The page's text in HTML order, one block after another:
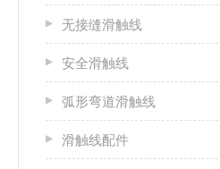
无接缝滑触线
安全滑触线
弧形弯道滑触线
滑触线配件